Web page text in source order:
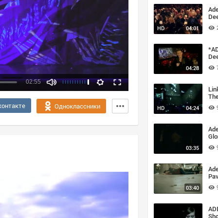
Качество:
360p
720p
02:55
Одноклассники
04:01
HD
04:28
04:24
HD
03:35
03:40